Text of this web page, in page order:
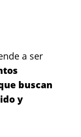
a ser
buscan
y